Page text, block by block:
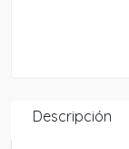
Descripción